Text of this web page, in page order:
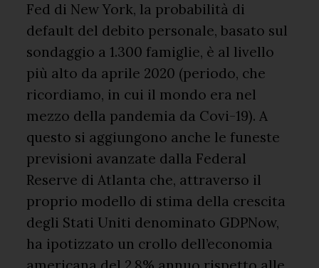
Fed di New York, la probabilità di
default del debito personale, basato sul
sondaggio a 1.300 famiglie, è al livello
più alto da aprile 2020 (periodo, che
ricordiamo, in cui il mondo era nel
mezzo della pandemia da Covi-19). A
questo si aggiungono anche le funeste
previsioni avanzate dalla Federal
Reserve di Atlanta che, attraverso il
proprio modello di stima della crescita
degli Stati Uniti denominato GDPNow,
ha ipotizzato un crollo dell’economia